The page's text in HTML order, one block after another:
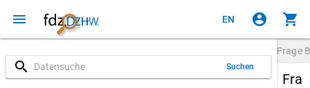
menu EN account_circle shopping_cart
search Suchen
Frage
Fra